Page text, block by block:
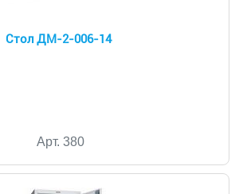
Стол ДМ-2-006-14
Арт. 380